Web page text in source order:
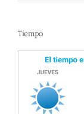
Tiempo